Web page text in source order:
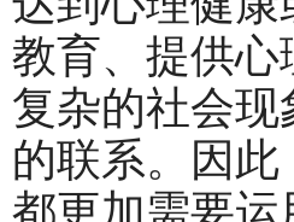
教育、提供
复杂的社会
的联系。因
都更加需要